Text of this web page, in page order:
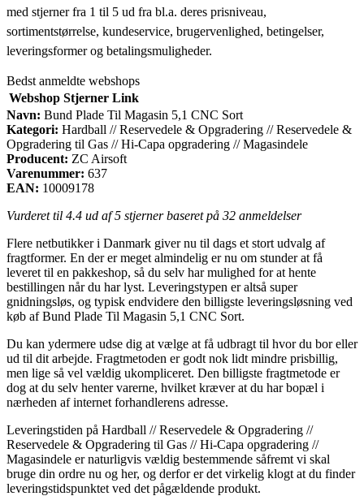
med stjerner fra 1 til 5 ud fra bl.a. deres prisniveau,
sortimentstørrelse, kundeservice, brugervenlighed, betingelser,
leveringsformer og betalingsmuligheder.
Bedst anmeldte webshops
Webshop Stjerner Link
Navn: Bund Plade Til Magasin 5,1 CNC Sort
Kategori: Hardball // Reservedele & Opgradering // Reservedele &
Opgradering til Gas // Hi-Capa opgradering // Magasindele
Producent: ZC Airsoft
Varenummer: 637
EAN: 10009178
Vurderet til 4.4 ud af 5 stjerner baseret på 32 anmeldelser
Flere netbutikker i Danmark giver nu til dags et stort udvalg af
fragtformer. En der er meget almindelig er nu om stunder at få
leveret til en pakkeshop, så du selv har mulighed for at hente
bestillingen når du har lyst. Leveringstypen er altså super
gnidningsløs, og typisk endvidere den billigste leveringsløsning ved
køb af Bund Plade Til Magasin 5,1 CNC Sort.
Du kan ydermere udse dig at vælge at få udbragt til hvor du bor eller
ud til dit arbejde. Fragtmetoden er godt nok lidt mindre prisbillig,
men lige så vel vældig ukompliceret. Den billigste fragtmetode er
dog at du selv henter varerne, hvilket kræver at du har bopæl i
nærheden af internet forhandlerens adresse.
Leveringstiden på Hardball // Reservedele & Opgradering //
Reservedele & Opgradering til Gas // Hi-Capa opgradering //
Magasindele er naturligvis vældig bestemmende såfremt vi skal
bruge din ordre nu og her, og derfor er det virkelig klogt at du finder
leveringstidspunktet ved det pågældende produkt.